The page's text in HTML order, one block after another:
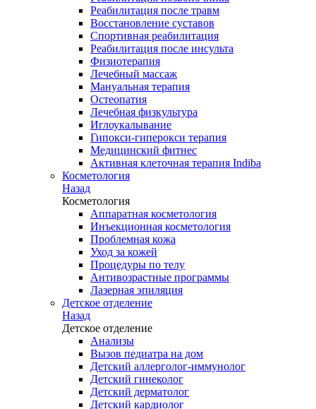
Реабилитация после травм
Восстановление суставов
Спортивная реабилитация
Реабилитация после инсульта
Физиотерапия
Лечебный массаж
Мануальная терапия
Остеопатия
Лечебная физкультура
Иглоукалывание
Гипокси-гиперокси терапия
Медицинский фитнес
Активная клеточная терапия Indiba
Косметология
Назад
Косметология
Аппаратная косметология
Инъекционная косметология
Проблемная кожа
Уход за кожей
Процедуры по телу
Антивозрастные программы
Лазерная эпиляция
Детское отделение
Назад
Детское отделение
Анализы
Вызов педиатра на дом
Детский аллерголог-иммунолог
Детский гинеколог
Детский дерматолог
Детский кардиолог